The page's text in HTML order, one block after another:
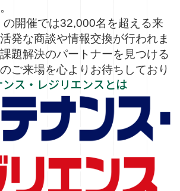
開催では32,000名を超える来
発な商談や情報交換が行われま
題解決のパートナーを見つける
ご来場を心よりお待ちしており
ス・レジリエンスとは